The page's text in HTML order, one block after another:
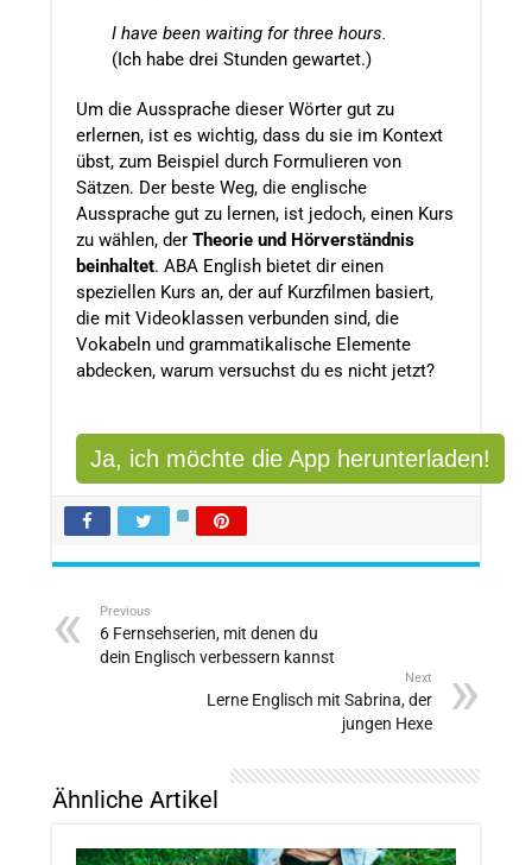
I have been waiting for three hours.
(Ich habe drei Stunden gewartet.)
Um die Aussprache dieser Wörter gut zu
erlernen, ist es wichtig, dass du sie im Kontext
übst, zum Beispiel durch Formulieren von
Sätzen. Der beste Weg, die englische
Aussprache gut zu lernen, ist jedoch, einen Kurs
zu wählen, der Theorie und Hörverständnis
beinhaltet. ABA English bietet dir einen
speziellen Kurs an, der auf Kurzfilmen basiert,
die mit Videoklassen verbunden sind, die
Vokabeln und grammatikalische Elemente
abdecken, warum versuchst du es nicht jetzt?
Ja, ich möchte die App herunterladen!
Previous
6 Fernsehserien, mit denen du
dein Englisch verbessern kannst
Next
Lerne Englisch mit Sabrina, der
jungen Hexe
Ähnliche Artikel